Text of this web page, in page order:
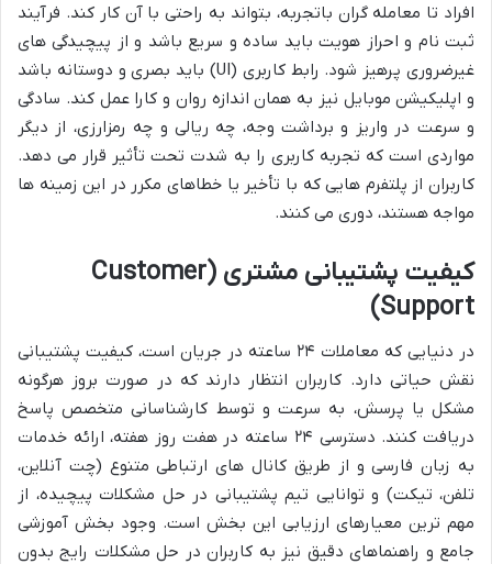
افراد تا معامله گران باتجربه، بتواند به راحتی با آن کار کند. فرآیند
ثبت نام و احراز هویت باید ساده و سریع باشد و از پیچیدگی های
غیرضروری پرهیز شود. رابط کاربری (UI) باید بصری و دوستانه باشد
و اپلیکیشن موبایل نیز به همان اندازه روان و کارا عمل کند. سادگی
و سرعت در واریز و برداشت وجه، چه ریالی و چه رمزارزی، از دیگر
مواردی است که تجربه کاربری را به شدت تحت تأثیر قرار می دهد.
کاربران از پلتفرم هایی که با تأخیر یا خطاهای مکرر در این زمینه ها
مواجه هستند، دوری می کنند.
کیفیت پشتیبانی مشتری (Customer
Support)
در دنیایی که معاملات ۲۴ ساعته در جریان است، کیفیت پشتیبانی
نقش حیاتی دارد. کاربران انتظار دارند که در صورت بروز هرگونه
مشکل یا پرسش، به سرعت و توسط کارشناسانی متخصص پاسخ
دریافت کنند. دسترسی ۲۴ ساعته در هفت روز هفته، ارائه خدمات
به زبان فارسی و از طریق کانال های ارتباطی متنوع (چت آنلاین،
تلفن، تیکت) و توانایی تیم پشتیبانی در حل مشکلات پیچیده، از
مهم ترین معیارهای ارزیابی این بخش است. وجود بخش آموزشی
جامع و راهنماهای دقیق نیز به کاربران در حل مشکلات رایج بدون